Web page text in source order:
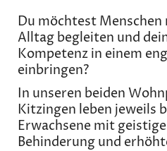
Du möchtest
Alltag begleiten und
Kompetenz in einem
einbringen?
In unseren beiden
Kitzingen leben jeweils
Erwachsene mit
Behinderung und